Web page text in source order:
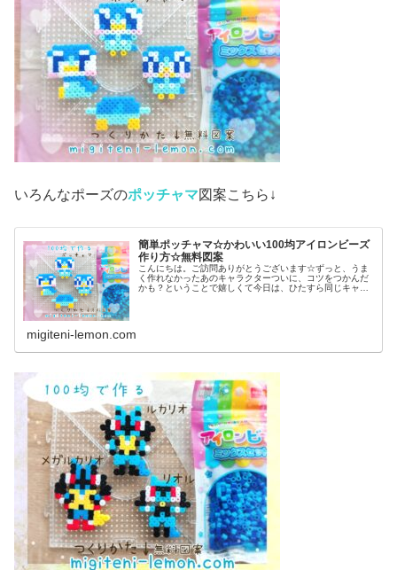
いろんなポーズのポッチャマ図案こちら↓
簡単ポッチャマ☆かわいい100均アイロンビーズ
作り方☆無料図案
こんにちは。ご訪問ありがとうございます☆ずっと、うま
く作れなかったあのキャラクターついに、コツをつかんだ
かも？ということで嬉しくて今日は、ひたすら同じキャラ
migiteni-lemon.com